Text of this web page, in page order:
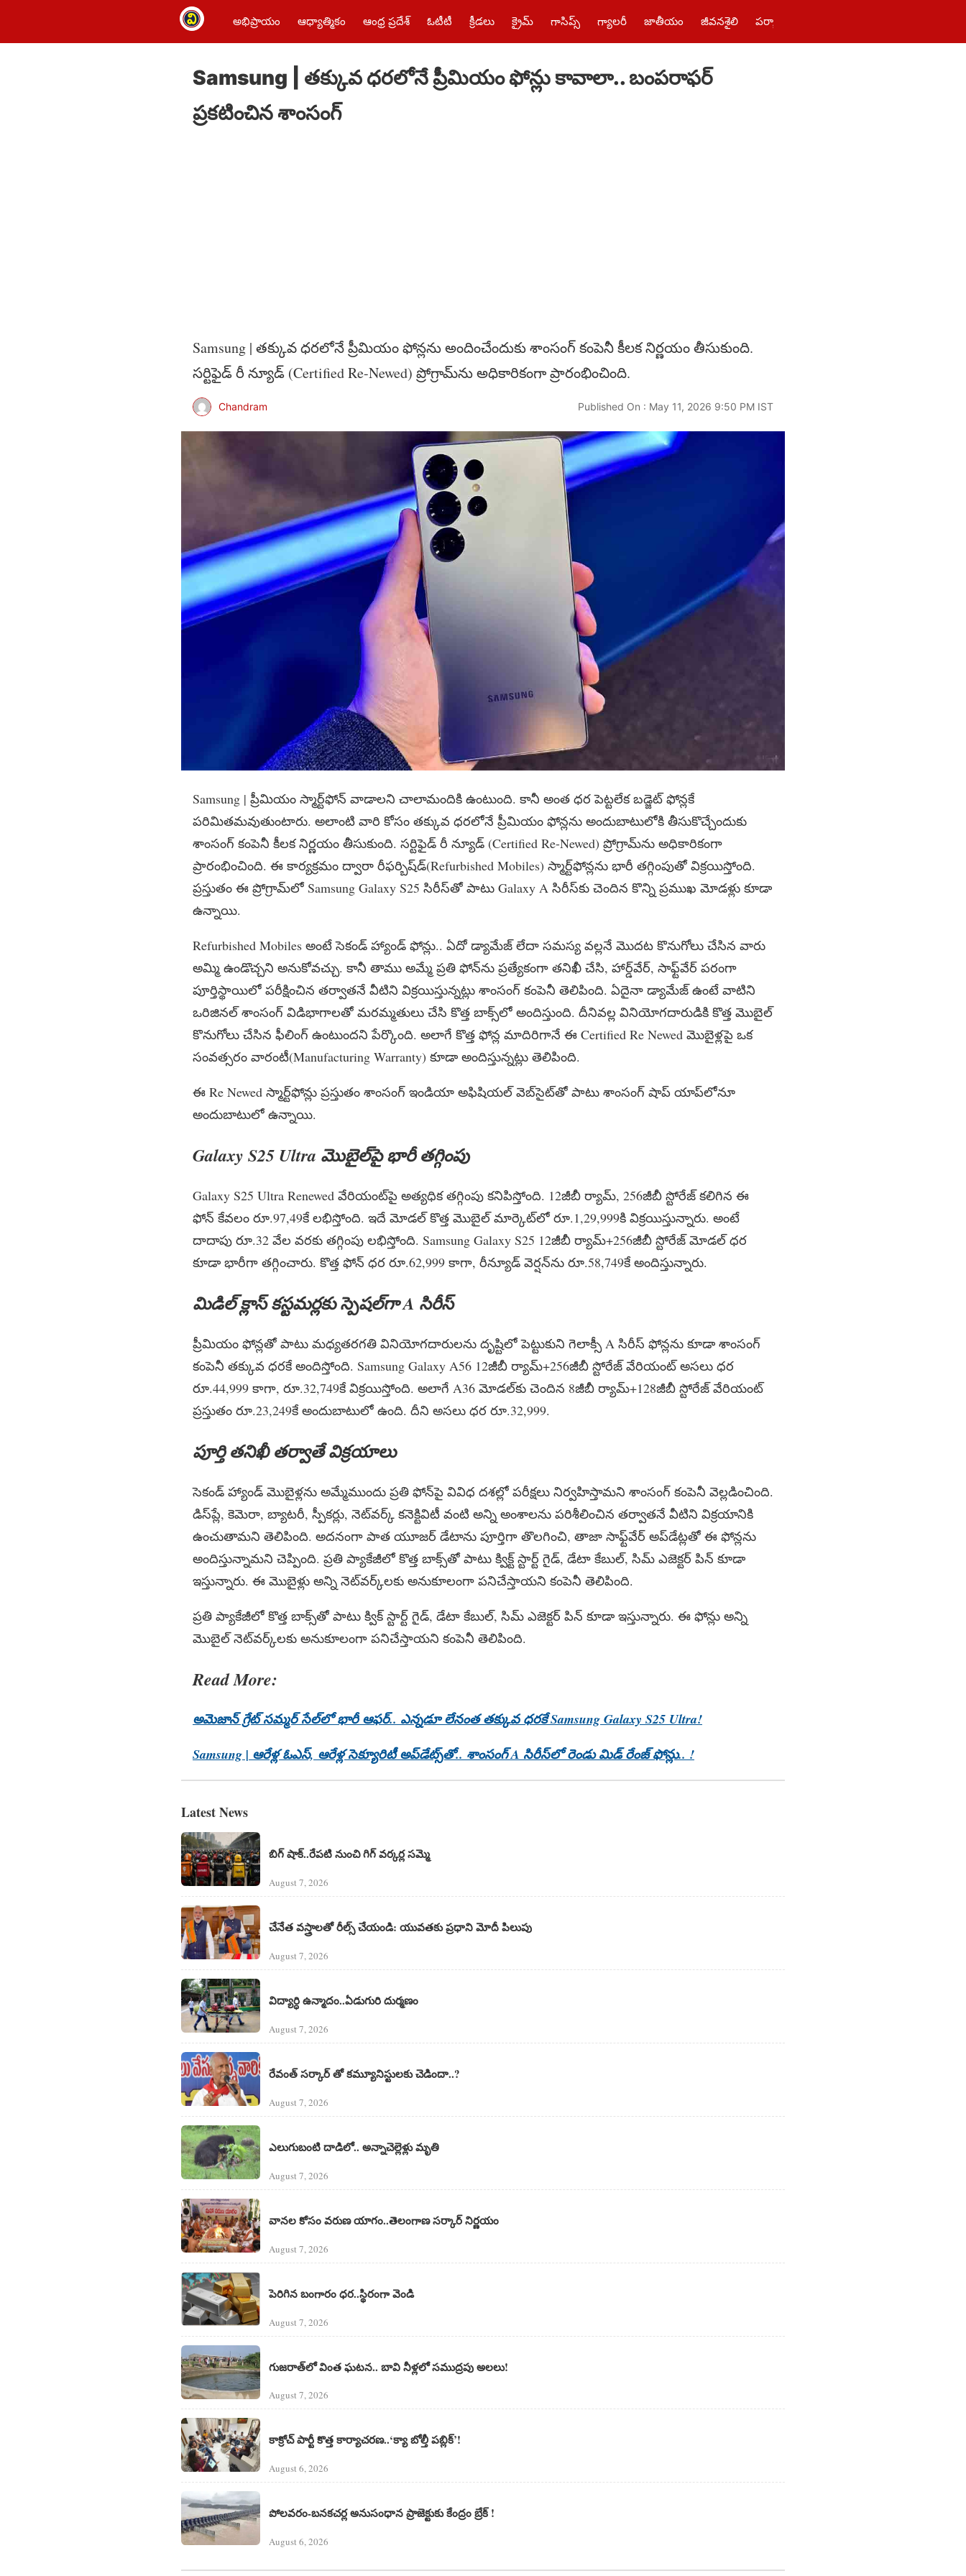
అభిప్రాయం ఆధ్యాత్మికం ఆంధ్ర ప్రదేశ్ ఓటీటీ క్రీడలు క్రైమ్‌ గాసిప్స్ గ్యాలరీ జాతీయం జీవనశైలి పర్యాటకం
Samsung | తక్కువ ధరలోనే ప్రీమియం ఫోన్లు కావాలా.. బంపరాఫర్
ప్రకటించిన శాంసంగ్
Samsung | తక్కువ ధరలోనే ప్రీమియం ఫోన్లను అందించేందుకు శాంసంగ్ కంపెనీ కీలక నిర్ణయం తీసుకుంది.
సర్టిఫైడ్ రీ న్యూడ్ (Certified Re-Newed) ప్రోగ్రామ్‌ను అధికారికంగా ప్రారంభించింది.
Chandram Published On : May 11, 2026 9:50 PM IST
Samsung | ప్రీమియం స్మార్ట్‌ఫోన్ వాడాలని చాలామందికి ఉంటుంది. కానీ అంత ధర పెట్టలేక బడ్జెట్ ఫోన్లకే
పరిమితమవుతుంటారు. అలాంటి వారి కోసం తక్కువ ధరలోనే ప్రీమియం ఫోన్లను అందుబాటులోకి తీసుకొచ్చేందుకు
శాంసంగ్ కంపెనీ కీలక నిర్ణయం తీసుకుంది. సర్టిఫైడ్ రీ న్యూడ్ (Certified Re-Newed) ప్రోగ్రామ్‌ను అధికారికంగా
ప్రారంభించింది. ఈ కార్యక్రమం ద్వారా రీఫర్బిష్‌డ్(Refurbished Mobiles) స్మార్ట్‌ఫోన్లను భారీ తగ్గింపుతో విక్రయిస్తోంది.
ప్రస్తుతం ఈ ప్రోగ్రామ్‌లో Samsung Galaxy S25 సిరీస్‌తో పాటు Galaxy A సిరీస్‌కు చెందిన కొన్ని ప్రముఖ మోడళ్లు కూడా
ఉన్నాయి.
Refurbished Mobiles అంటే సెకండ్ హ్యాండ్ ఫోన్లు.. ఏదో డ్యామేజ్‌ లేదా సమస్య వల్లనే మొదట కొనుగోలు చేసిన వారు
అమ్మి ఉండొచ్చని అనుకోవచ్చు. కానీ తాము అమ్మే ప్రతి ఫోన్‌ను ప్రత్యేకంగా తనిఖీ చేసి, హార్డ్‌వేర్, సాఫ్ట్‌వేర్ పరంగా
పూర్తిస్థాయిలో పరీక్షించిన తర్వాతనే వీటిని విక్రయిస్తున్నట్లు శాంసంగ్ కంపెనీ తెలిపింది. ఏదైనా డ్యామేజ్ ఉంటే వాటిని
ఒరిజినల్ శాంసంగ్ విడిభాగాలతో మరమ్మతులు చేసి కొత్త బాక్స్‌లో అందిస్తుంది. దీనివల్ల వినియోగదారుడికి కొత్త మొబైల్
కొనుగోలు చేసిన ఫీలింగ్ ఉంటుందని పేర్కొంది. అలాగే కొత్త ఫోన్ల మాదిరిగానే ఈ Certified Re Newed మొబైళ్లపై ఒక
సంవత్సరం వారంటీ(Manufacturing Warranty) కూడా అందిస్తున్నట్లు తెలిపింది.
ఈ Re Newed స్మార్ట్‌ఫోన్లు ప్రస్తుతం శాంసంగ్ ఇండియా అఫిషియల్ వెబ్‌సైట్‌తో పాటు శాంసంగ్ షాప్ యాప్‌లోనూ
అందుబాటులో ఉన్నాయి.
Galaxy S25 Ultra మొబైల్‌పై భారీ తగ్గింపు
Galaxy S25 Ultra Renewed వేరియంట్‌పై అత్యధిక తగ్గింపు కనిపిస్తోంది. 12జీబీ ర్యామ్, 256జీబీ స్టోరేజ్ కలిగిన ఈ
ఫోన్ కేవలం రూ.97,49కే లభిస్తోంది. ఇదే మోడల్ కొత్త మొబైల్ మార్కెట్‌లో రూ.1,29,999కి విక్రయిస్తున్నారు. అంటే
దాదాపు రూ.32 వేల వరకు తగ్గింపు లభిస్తోంది. Samsung Galaxy S25 12జీబీ ర్యామ్+256జీబీ స్టోరేజ్ మోడల్ ధర
కూడా భారీగా తగ్గించారు. కొత్త ఫోన్ ధర రూ.62,999 కాగా, రీన్యూడ్ వెర్షన్‌ను రూ.58,749కే అందిస్తున్నారు.
మిడిల్ క్లాస్ కస్టమర్లకు స్పెషల్‌గా A సిరీస్
ప్రీమియం ఫోన్లతో పాటు మధ్యతరగతి వినియోగదారులను దృష్టిలో పెట్టుకుని గెలాక్సీ A సిరీస్ ఫోన్లను కూడా శాంసంగ్
కంపెనీ తక్కువ ధరకే అందిస్తోంది. Samsung Galaxy A56 12జీబీ ర్యామ్+256జీబీ స్టోరేజ్ వేరియంట్ అసలు ధర
రూ.44,999 కాగా, రూ.32,749కే విక్రయిస్తోంది. అలాగే A36 మోడల్‌కు చెందిన 8జీబీ ర్యామ్+128జీబీ స్టోరేజ్ వేరియంట్
ప్రస్తుతం రూ.23,249కే అందుబాటులో ఉంది. దీని అసలు ధర రూ.32,999.
పూర్తి తనిఖీ తర్వాతే విక్రయాలు
సెకండ్ హ్యాండ్ మొబైళ్లను అమ్మేముందు ప్రతి ఫోన్‌పై వివిధ దశల్లో పరీక్షలు నిర్వహిస్తామని శాంసంగ్ కంపెనీ వెల్లడించింది.
డిస్‌ప్లే, కెమెరా, బ్యాటరీ, స్పీకర్లు, నెట్‌వర్క్ కనెక్టివిటీ వంటి అన్ని అంశాలను పరిశీలించిన తర్వాతనే వీటిని విక్రయానికి
ఉంచుతామని తెలిపింది. అదనంగా పాత యూజర్ డేటాను పూర్తిగా తొలగించి, తాజా సాఫ్ట్‌వేర్ అప్‌డేట్లతో ఈ ఫోన్లను
అందిస్తున్నామని చెప్పింది. ప్రతి ప్యాకేజీలో కొత్త బాక్స్‌తో పాటు క్విక్ట్ స్టార్ట్ గైడ్, డేటా కేబుల్, సిమ్ ఎజెక్టర్ పిన్ కూడా
ఇస్తున్నారు. ఈ మొబైళ్లు అన్ని నెట్‌వర్క్‌లకు అనుకూలంగా పనిచేస్తాయని కంపెనీ తెలిపింది.
ప్రతి ప్యాకేజీలో కొత్త బాక్స్‌తో పాటు క్విక్‌ స్టార్ట్‌ గైడ్‌, డేటా కేబుల్‌, సిమ్‌ ఎజెక్టర్‌ పిన్‌ కూడా ఇస్తున్నారు. ఈ ఫోన్లు అన్ని
మొబైల్‌ నెట్‌వర్క్‌లకు అనుకూలంగా పనిచేస్తాయని కంపెనీ తెలిపింది.
Read More:
అమెజాన్ గ్రేట్ సమ్మర్ సేల్‌లో భారీ ఆఫర్.. ఎన్నడూ లేనంత తక్కువ ధరకే Samsung Galaxy S25 Ultra!
Samsung | ఆరేళ్ల ఓఎస్, ఆరేళ్ల సెక్యూరిటీ అప్‌డేట్స్‌తో.. శాంసంగ్ A సిరీస్‌లో రెండు మిడ్ రేంజ్ ఫోన్లు.. !
Latest News
బిగ్ షాక్..రేపటి నుంచి గిగ్ వర్కర్ల సమ్మె
August 7, 2026
చేనేత వస్త్రాలతో రీల్స్ చేయండి: యువతకు ప్రధాని మోదీ పిలుపు
August 7, 2026
విద్యార్ధి ఉన్మాదం..ఏడుగురి దుర్మణం
August 7, 2026
రేవంత్ సర్కార్ తో కమ్యూనిస్టులకు చెడిందా..?
August 7, 2026
ఎలుగుబంటి దాడిలో.. అన్నాచెల్లెళ్లు మృతి
August 7, 2026
వానల కోసం వరుణ యాగం..తెలంగాణ సర్కార్ నిర్ణయం
August 7, 2026
పెరిగిన బంగారం ధర..స్థిరంగా వెండి
August 7, 2026
గుజరాత్‌లో వింత ఘటన.. బావి నీళ్లలో సముద్రపు అలలు!
August 7, 2026
కాక్రోచ్ పార్టీ కొత్త కార్యాచరణ..‘క్యా బోల్తీ పబ్లిక్’!
August 6, 2026
పోలవరం-బనకచర్ల అనుసంధాన ప్రాజెక్టుకు కేంద్రం బ్రేక్ !
August 6, 2026